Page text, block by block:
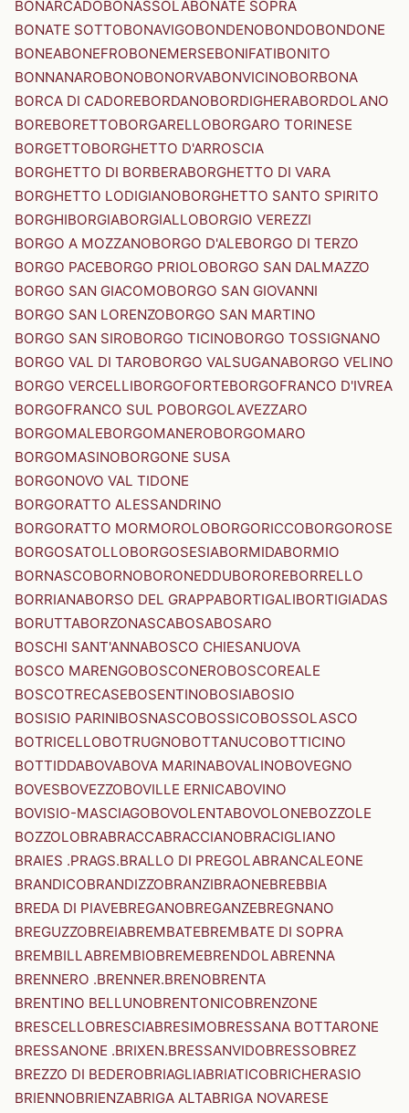
BONARCADOBONASSOLABONATE SOPRA
BONATE SOTTOBONAVIGOBONDENOBONDOBONDONE
BONEABONEFROBONEMERSEBONIFATIBONITO
BONNANAROBONOBONORVABONVICINOBORBONA
BORCA DI CADOREBORDANOBORDIGHERABORDOLANO
BOREBORETTOBORGARELLOBORGARO TORINESE
BORGETTOBORGHETTO D'ARROSCIA
BORGHETTO DI BORBERABORGHETTO DI VARA
BORGHETTO LODIGIANOBORGHETTO SANTO SPIRITO
BORGHIBORGIABORGIALLOBORGIO VEREZZI
BORGO A MOZZANOBORGO D'ALEBORGO DI TERZO
BORGO PACEBORGO PRIOLOBORGO SAN DALMAZZO
BORGO SAN GIACOMOBORGO SAN GIOVANNI
BORGO SAN LORENZOBORGO SAN MARTINO
BORGO SAN SIROBORGO TICINOBORGO TOSSIGNANO
BORGO VAL DI TAROBORGO VALSUGANABORGO VELINO
BORGO VERCELLIBORGOFORTEBORGOFRANCO D'IVREA
BORGOFRANCO SUL POBORGOLAVEZZARO
BORGOMALEBORGOMANEROBORGOMARO
BORGOMASINOBORGONE SUSA
BORGONOVO VAL TIDONE
BORGORATTO ALESSANDRINO
BORGORATTO MORMOROLOBORGORICCOBORGOROSE
BORGOSATOLLOBORGOSESIABORMIDABORMIO
BORNASCOBORNOBORONEDDUBOROREBORRELLO
BORRIANABORSO DEL GRAPPABORTIGALIBORTIGIADAS
BORUTTABORZONASCABOSABOSARO
BOSCHI SANT'ANNABOSCO CHIESANUOVA
BOSCO MARENGOBOSCONEROBOSCOREALE
BOSCOTRECASEBOSENTINOBOSIABOSIO
BOSISIO PARINIBOSNASCOBOSSICOBOSSOLASCO
BOTRICELLOBOTRUGNOBOTTANUCOBOTTICINO
BOTTIDDABOVABOVA MARINABOVALINOBOVEGNO
BOVESBOVEZZOBOVILLE ERNICABOVINO
BOVISIO-MASCIAGOBOVOLENTABOVOLONEBOZZOLE
BOZZOLOBRABRACCABRACCIANOBRACIGLIANO
BRAIES .PRAGS.BRALLO DI PREGOLABRANCALEONE
BRANDICOBRANDIZZOBRANZIBRAONEBREBBIA
BREDA DI PIAVEBREGANOBREGANZEBREGNANO
BREGUZZOBREIABREMBATEBREMBATE DI SOPRA
BREMBILLABREMBIOBREMEBRENDOLABRENNA
BRENNERO .BRENNER.BRENOBRENTA
BRENTINO BELLUNOBRENTONICOBRENZONE
BRESCELLOBRESCIABRESIMOBRESSANA BOTTARONE
BRESSANONE .BRIXEN.BRESSANVIDOBRESSOBREZ
BREZZO DI BEDEROBRIAGLIABRIATICOBRICHERASIO
BRIENNOBRIENZABRIGA ALTABRIGA NOVARESE